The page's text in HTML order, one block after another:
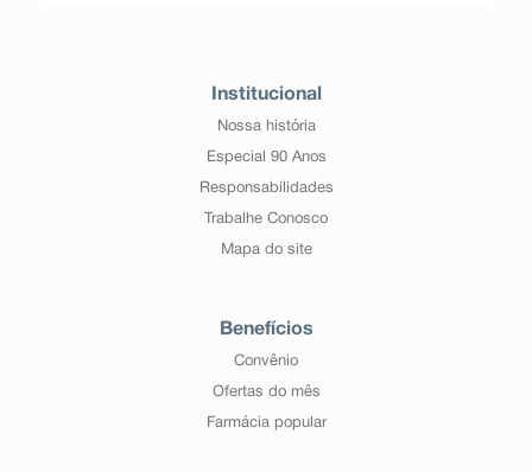
Institucional
Nossa história
Especial 90 Anos
Responsabilidades
Trabalhe Conosco
Mapa do site
Benefícios
Convênio
Ofertas do mês
Farmácia popular